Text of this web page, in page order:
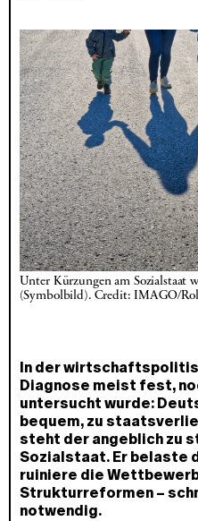
Unter Kürzungen am Sozialstaat
(Symbolbild). Credit: IMAGO/
In der
Diagnose meist fest,
untersucht wurde:
bequem, zu
steht der angeblich zu
Sozialstaat. Er belaste
ruiniere die
Strukturreformen –
notwendig.